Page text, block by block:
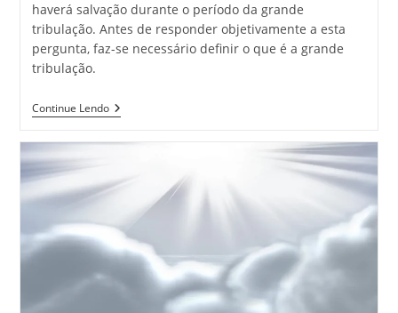
haverá salvação durante o período da grande
tribulação. Antes de responder objetivamente a esta
pergunta, faz-se necessário definir o que é a grande
tribulação.
Continue Lendo